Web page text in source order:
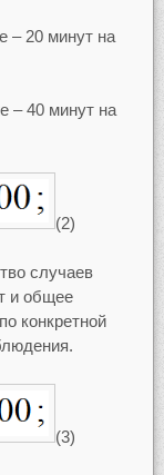
– 20 минут на
– 40 минут на
(2)
случаев
и общее
конкретной
(3)